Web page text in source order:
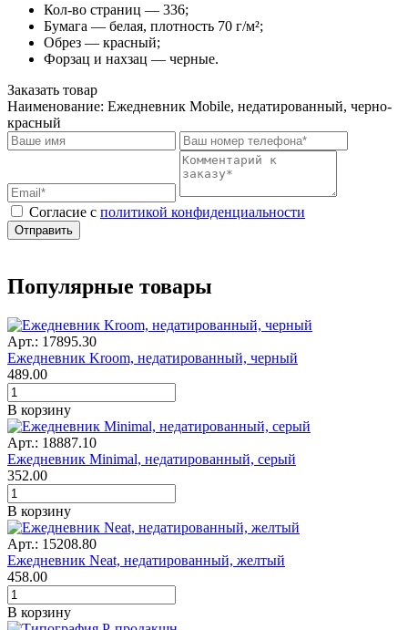
Кол-во страниц — 336;
Бумага — белая, плотность 70 г/м²;
Обрез — красный;
Форзац и нахзац — черные.
Заказать товар
Наименование: Ежедневник Mobile, недатированный, черно-
красный
Cогласие с политикой конфиденциальности
Отправить
Популярные товары
Арт.: 17895.30
Ежедневник Kroom, недатированный, черный
489.00
В корзину
Арт.: 18887.10
Ежедневник Minimal, недатированный, серый
352.00
В корзину
Арт.: 15208.80
Ежедневник Neat, недатированный, желтый
458.00
В корзину